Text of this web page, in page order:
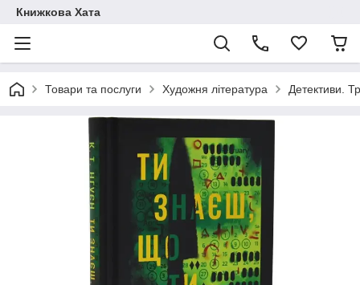
Книжкова Хата
Товари та послуги Художня література Детективи.